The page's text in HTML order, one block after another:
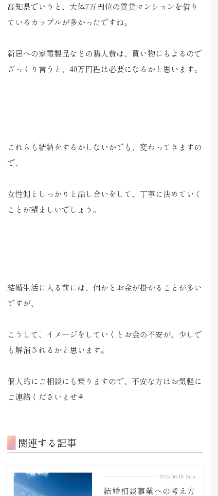
高知県でいうと、大体7万円位の賃貸マンションを借り
ているカップルが多かったですね。
新居への家電製品などの購入費は、買い物にもよるので
ざっくり言うと、40万円程は必要になるかと思います。
これらも結納をするかしないかでも、変わってきますの
で、
女性側としっかりと話し合いをして、丁寧に決めていく
ことが望ましいでしょう。
結婚生活に入る前には、何かとお金が掛かることが多い
ですが、
こうして、イメージをしていくとお金の不安が、少しで
も解消されるかと思います。
個人的にご相談にも乗りますので、不安な方はお気軽に
ご連絡くださいませ⚘
関連する記事
2024.06.16 Sun.
結婚相談事業への考え方